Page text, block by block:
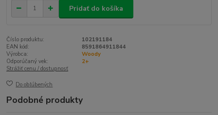
Pridať do košíka
Číslo produktu:
102191184
EAN kód:
8591864911844
Výrobca:
Woody
Odporúčaný vek:
2+
Strážiť cenu / dostupnosť
Do obľúbených
Podobné produkty